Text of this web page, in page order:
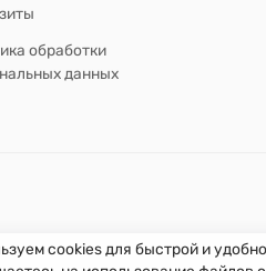
обработки
данных
cookies для быстрой и